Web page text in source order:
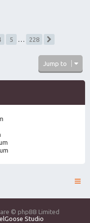
5
228
Jump to
© phpBB Limited
Studio